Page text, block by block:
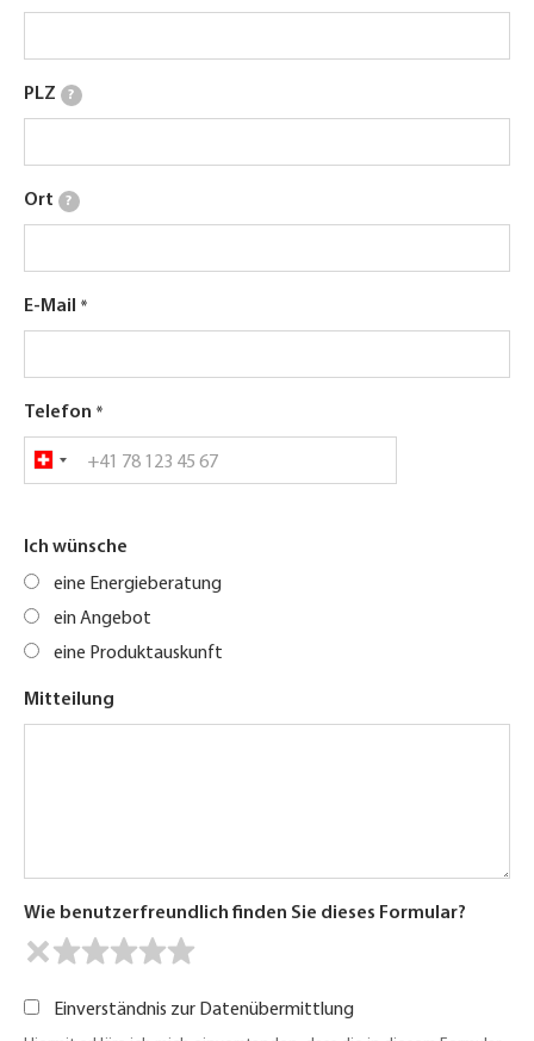
PLZ ?
Ort ?
E-Mail
Telefon
Ich wünsche
eine Energieberatung
ein Angebot
eine Produktauskunft
Mitteilung
Wie benutzerfreundlich finden Sie dieses Formular?
Einverständnis zur Datenübermittlung